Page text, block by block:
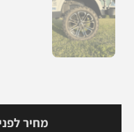
מחיר לפני